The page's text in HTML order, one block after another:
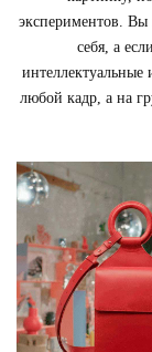
экспериментов. Вы
себя, а
любой кадр, а на